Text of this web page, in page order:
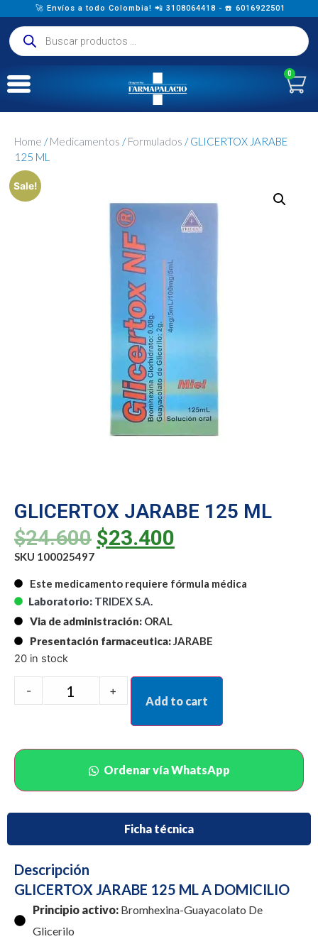
🚀 Envíos a todo Colombia! 📲 3108064418 - ☎️ 6016922501
0
Home /Medicamentos /Formulados / GLICERTOX JARABE
125 ML
Sale!
GLICERTOX JARABE 125 ML
$24.600 $23.400
SKU 100025497
Este medicamento requiere fórmula médica
Laboratorio: TRIDEX S.A.
Via de administración: ORAL
Presentación farmaceutica:JARABE
20 in stock
- +
Add to cart
Ordenar vía WhatsApp
Ficha técnica
Descripción
GLICERTOX JARABE 125 ML A DOMICILIO
Principio activo: Bromhexina-Guayacolato De
Glicerilo